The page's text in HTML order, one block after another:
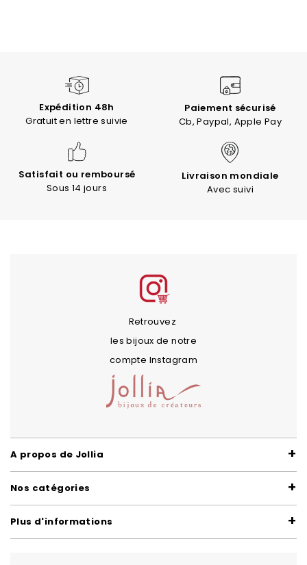
Expédition 48h
Gratuit en lettre suivie
Paiement sécurisé
Cb, Paypal, Apple Pay
Satisfait ou remboursé
Sous 14 jours
Livraison mondiale
Avec suivi
Retrouvez
les bijoux de notre
compte Instagram
A propos de Jollia
Nos catégories
Plus d'informations